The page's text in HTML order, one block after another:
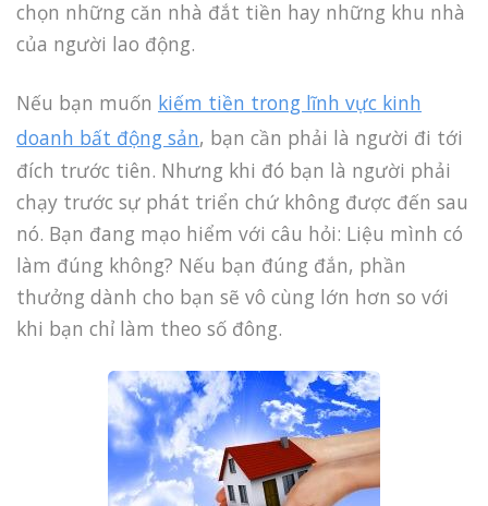
chọn những căn nhà đắt tiền hay những khu nhà
của người lao động.
Nếu bạn muốn kiếm tiền trong lĩnh vực kinh
doanh bất động sản, bạn cần phải là người đi tới
đích trước tiên. Nhưng khi đó bạn là người phải
chạy trước sự phát triển chứ không được đến sau
nó. Bạn đang mạo hiểm với câu hỏi: Liệu mình có
làm đúng không? Nếu bạn đúng đắn, phần
thưởng dành cho bạn sẽ vô cùng lớn hơn so với
khi bạn chỉ làm theo số đông.